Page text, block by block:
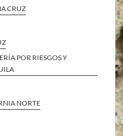
CRUZ
POR RIESGOS Y
NORTE